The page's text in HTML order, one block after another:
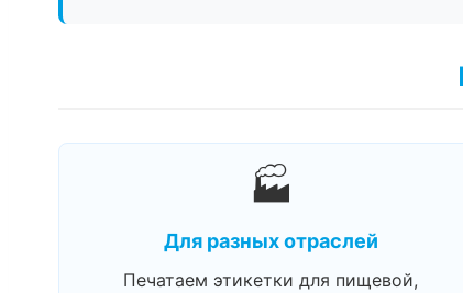
🏭
Для разных отраслей
Печатаем этикетки для пищевой,